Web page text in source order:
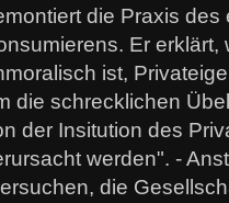
die Praxis des
Er erklärt,
ist,
die schrecklichen
der Insitution des
werden". -
die